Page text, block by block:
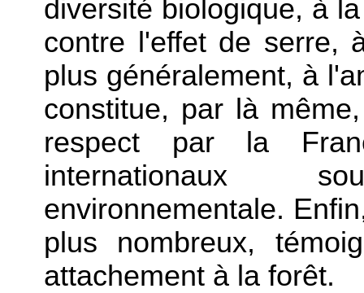
diversité biologique, à
contre l'effet de serre,
plus généralement, à
constitue, par là
respect par la
internationaux
environnementale.
plus nombreux,
attachement à la forêt.